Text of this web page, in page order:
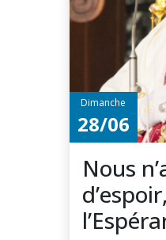
Dimanche
28/06
Nous